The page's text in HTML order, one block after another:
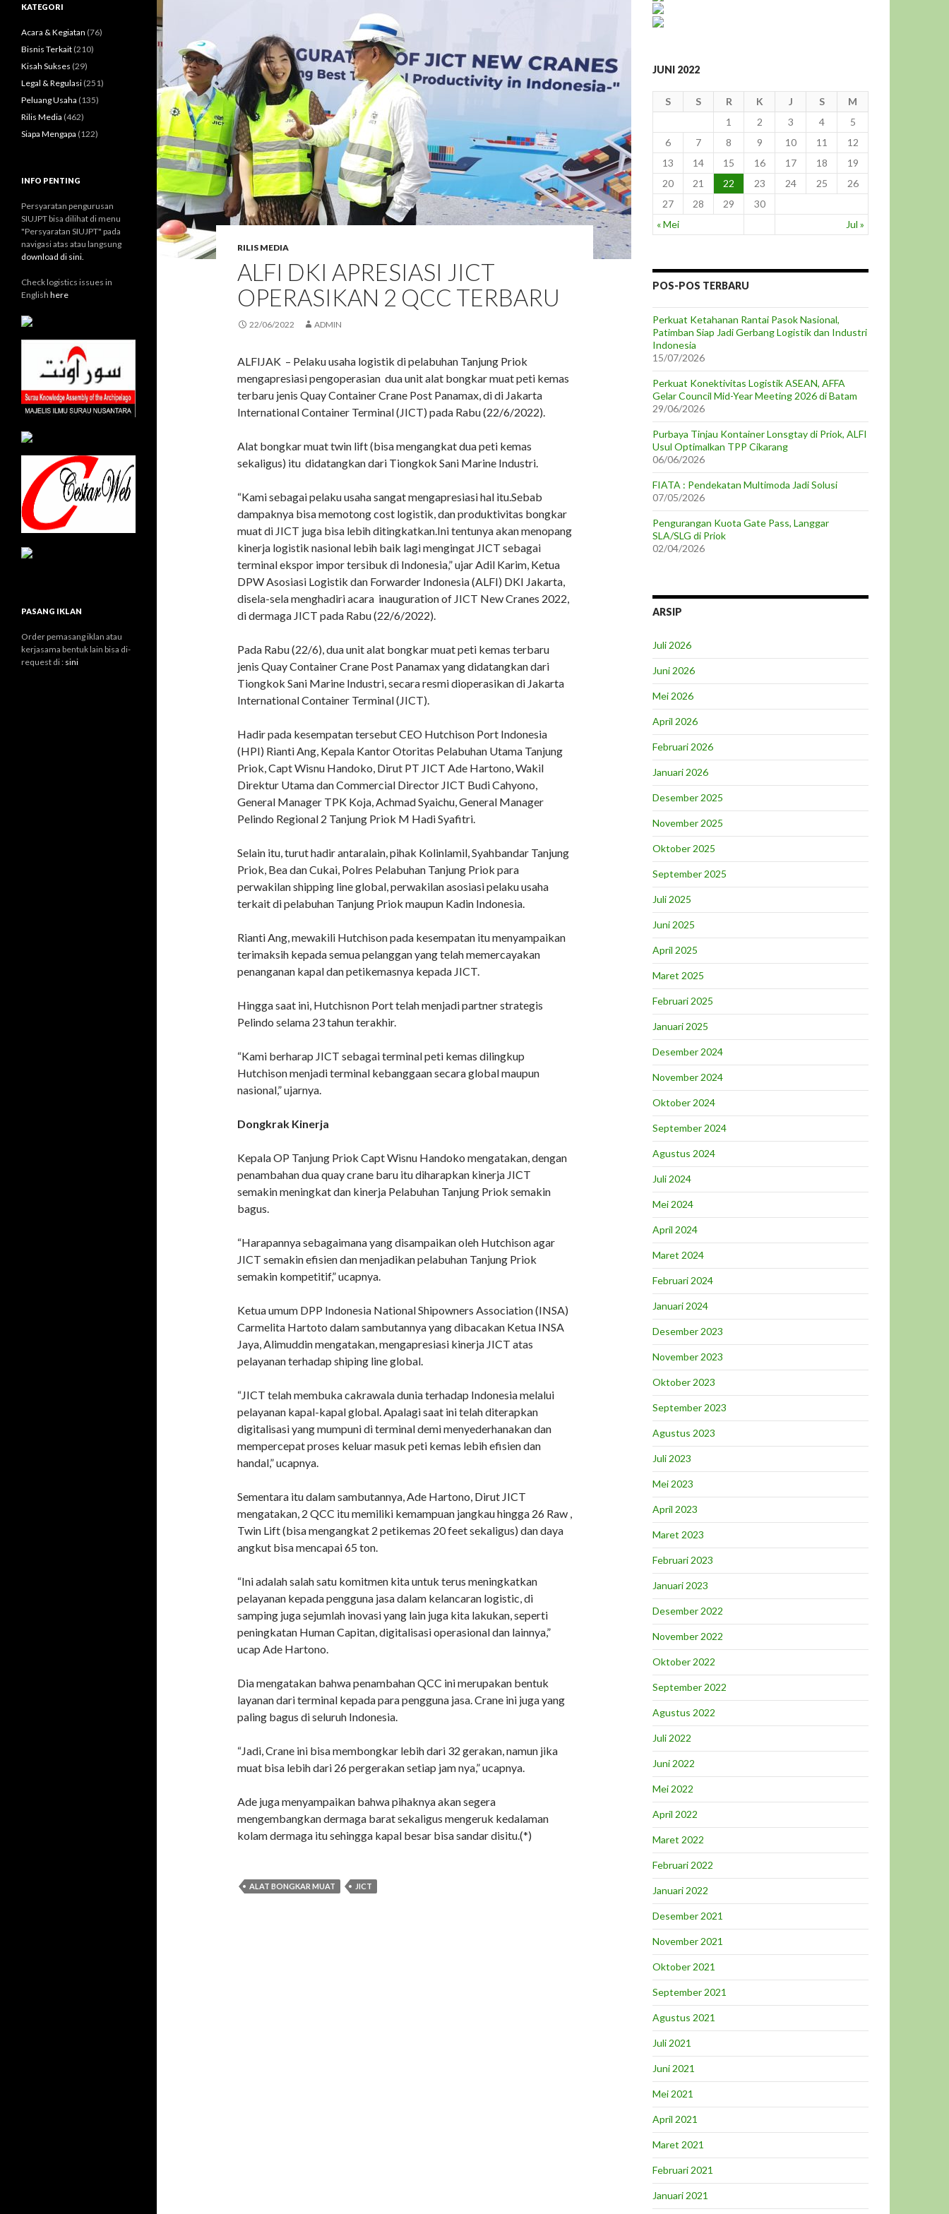
RILIS MEDIA
ALFI DKI APRESIASI JICT
OPERASIKAN 2 QCC TERBARU
22/06/2022 ADMIN
ALFIJAK – Pelaku usaha logistik di pelabuhan Tanjung Priok
mengapresiasi pengoperasian dua unit alat bongkar muat peti kemas
terbaru jenis Quay Container Crane Post Panamax, di di Jakarta
International Container Terminal (JICT) pada Rabu (22/6/2022).
Alat bongkar muat twin lift (bisa mengangkat dua peti kemas
sekaligus) itu didatangkan dari Tiongkok Sani Marine Industri.
“Kami sebagai pelaku usaha sangat mengapresiasi hal itu.Sebab
dampaknya bisa memotong cost logistik, dan produktivitas bongkar
muat di JICT juga bisa lebih ditingkatkan.Ini tentunya akan menopang
kinerja logistik nasional lebih baik lagi mengingat JICT sebagai
terminal ekspor impor tersibuk di Indonesia,” ujar Adil Karim, Ketua
DPW Asosiasi Logistik dan Forwarder Indonesia (ALFI) DKI Jakarta,
disela-sela menghadiri acara inauguration of JICT New Cranes 2022,
di dermaga JICT pada Rabu (22/6/2022).
Pada Rabu (22/6), dua unit alat bongkar muat peti kemas terbaru
jenis Quay Container Crane Post Panamax yang didatangkan dari
Tiongkok Sani Marine Industri, secara resmi dioperasikan di Jakarta
International Container Terminal (JICT).
Hadir pada kesempatan tersebut CEO Hutchison Port Indonesia
(HPI) Rianti Ang, Kepala Kantor Otoritas Pelabuhan Utama Tanjung
Priok, Capt Wisnu Handoko, Dirut PT JICT Ade Hartono, Wakil
Direktur Utama dan Commercial Director JICT Budi Cahyono,
General Manager TPK Koja, Achmad Syaichu, General Manager
Pelindo Regional 2 Tanjung Priok M Hadi Syafitri.
Selain itu, turut hadir antaralain, pihak Kolinlamil, Syahbandar Tanjung
Priok, Bea dan Cukai, Polres Pelabuhan Tanjung Priok para
perwakilan shipping line global, perwakilan asosiasi pelaku usaha
terkait di pelabuhan Tanjung Priok maupun Kadin Indonesia.
Rianti Ang, mewakili Hutchison pada kesempatan itu menyampaikan
terimaksih kepada semua pelanggan yang telah memercayakan
penanganan kapal dan petikemasnya kepada JICT.
Hingga saat ini, Hutchisnon Port telah menjadi partner strategis
Pelindo selama 23 tahun terakhir.
“Kami berharap JICT sebagai terminal peti kemas dilingkup
Hutchison menjadi terminal kebanggaan secara global maupun
nasional,” ujarnya.
Dongkrak Kinerja
Kepala OP Tanjung Priok Capt Wisnu Handoko mengatakan, dengan
penambahan dua quay crane baru itu diharapkan kinerja JICT
semakin meningkat dan kinerja Pelabuhan Tanjung Priok semakin
bagus.
“Harapannya sebagaimana yang disampaikan oleh Hutchison agar
JICT semakin efisien dan menjadikan pelabuhan Tanjung Priok
semakin kompetitif,” ucapnya.
Ketua umum DPP Indonesia National Shipowners Association (INSA)
Carmelita Hartoto dalam sambutannya yang dibacakan Ketua INSA
Jaya, Alimuddin mengatakan, mengapresiasi kinerja JICT atas
pelayanan terhadap shiping line global.
“JICT telah membuka cakrawala dunia terhadap Indonesia melalui
pelayanan kapal-kapal global. Apalagi saat ini telah diterapkan
digitalisasi yang mumpuni di terminal demi menyederhanakan dan
mempercepat proses keluar masuk peti kemas lebih efisien dan
handal,” ucapnya.
Sementara itu dalam sambutannya, Ade Hartono, Dirut JICT
mengatakan, 2 QCC itu memiliki kemampuan jangkau hingga 26 Raw ,
Twin Lift (bisa mengangkat 2 petikemas 20 feet sekaligus) dan daya
angkut bisa mencapai 65 ton.
“Ini adalah salah satu komitmen kita untuk terus meningkatkan
pelayanan kepada pengguna jasa dalam kelancaran logistic, di
samping juga sejumlah inovasi yang lain juga kita lakukan, seperti
peningkatan Human Capitan, digitalisasi operasional dan lainnya,”
ucap Ade Hartono.
Dia mengatakan bahwa penambahan QCC ini merupakan bentuk
layanan dari terminal kepada para pengguna jasa. Crane ini juga yang
paling bagus di seluruh Indonesia.
“Jadi, Crane ini bisa membongkar lebih dari 32 gerakan, namun jika
muat bisa lebih dari 26 pergerakan setiap jam nya,” ucapnya.
Ade juga menyampaikan bahwa pihaknya akan segera
mengembangkan dermaga barat sekaligus mengeruk kedalaman
kolam dermaga itu sehingga kapal besar bisa sandar disitu.(*)
ALAT BONGKAR MUAT JICT
JUNI 2022
S S R K J S M
« Mei Jul »
1 2 3 4
5
6
7 8 9 10 11
12
13
14 15 16 17 18
19
20
21 22 23 24 25
26
27
28 29 30
POS-POS TERBARU
Perkuat Ketahanan Rantai Pasok Nasional,
Patimban Siap Jadi Gerbang Logistik dan Industri
Indonesia
15/07/2026
Perkuat Konektivitas Logistik ASEAN, AFFA
Gelar Council Mid-Year Meeting 2026 di Batam
29/06/2026
Purbaya Tinjau Kontainer Lonsgtay di Priok, ALFI
Usul Optimalkan TPP Cikarang
06/06/2026
FIATA : Pendekatan Multimoda Jadi Solusi
07/05/2026
Pengurangan Kuota Gate Pass, Langgar
SLA/SLG di Priok
02/04/2026
ARSIP
Juli 2026
Juni 2026
Mei 2026
April 2026
Februari 2026
Januari 2026
Desember 2025
November 2025
Oktober 2025
September 2025
Juli 2025
Juni 2025
April 2025
Maret 2025
Februari 2025
Januari 2025
Desember 2024
November 2024
Oktober 2024
September 2024
Agustus 2024
Juli 2024
Mei 2024
April 2024
Maret 2024
Februari 2024
Januari 2024
Desember 2023
November 2023
Oktober 2023
September 2023
Agustus 2023
Juli 2023
Mei 2023
April 2023
Maret 2023
Februari 2023
Januari 2023
Desember 2022
November 2022
Oktober 2022
September 2022
Agustus 2022
Juli 2022
Juni 2022
Mei 2022
April 2022
Maret 2022
Februari 2022
Januari 2022
Desember 2021
November 2021
Oktober 2021
September 2021
Agustus 2021
Juli 2021
Juni 2021
Mei 2021
April 2021
Maret 2021
Februari 2021
Januari 2021
u
t
u
:
KATEGORI
Acara & Kegiatan (76)
Bisnis Terkait (210)
Kisah Sukses (29)
Legal & Regulasi (251)
Peluang Usaha (135)
Rilis Media (462)
Siapa Mengapa (122)
INFO PENTING
Persyaratan pengurusan
SIUJPT bisa dilihat di menu
"Persyaratan SIUJPT" pada
navigasi atas atau langsung
download di sini.
Check logistics issues in
English here
PASANG IKLAN
Order pemasang iklan atau
kerjasama bentuk lain bisa di-
request di : sini